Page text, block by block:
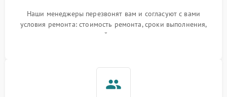
Наши менеджеры перезвонят вам и согласуют с вами
условия ремонта: стоимость ремонта, сроки выполнения,
гарантийные условия